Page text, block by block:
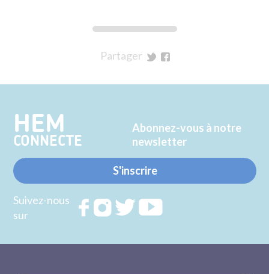
Partager
Twitter
Facebook
HEM
CONNECTE
Abonnez-vous à notre
newsletter
S'inscrire
Suivez-nous
sur
RejoignezRejoignezRejoignez